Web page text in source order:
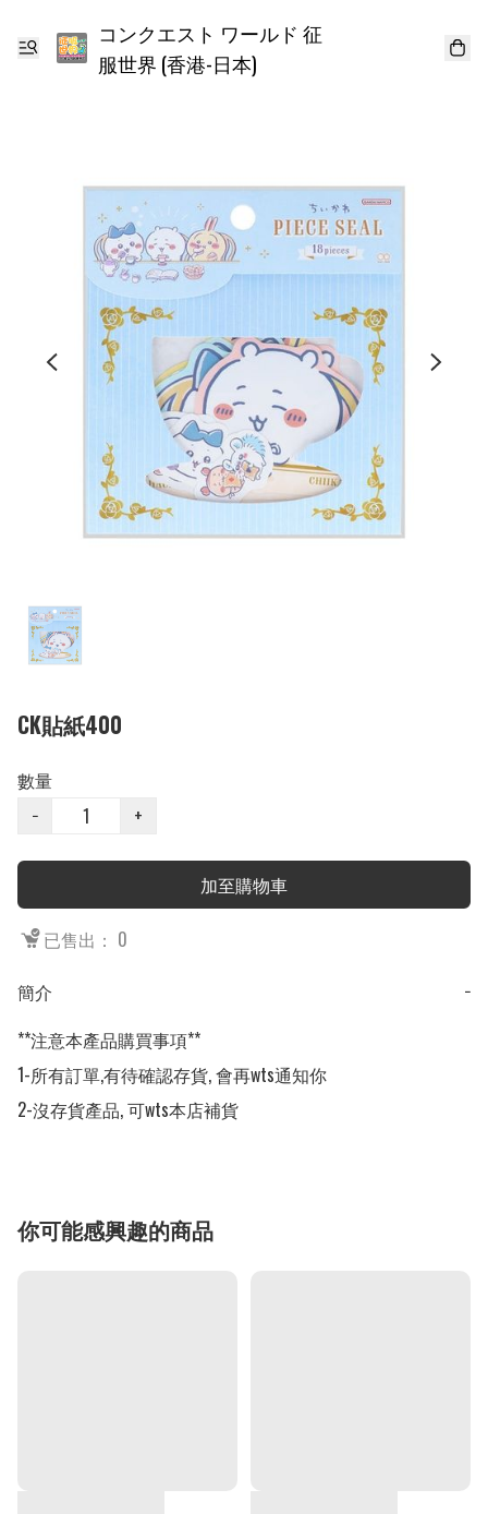
コンクエスト ワールド 征
服世界 (香港-日本)
CK貼紙400
數量
−
+
加至購物車
已售出： 0
簡介
−
**注意本產品購買事項**
1-所有訂單,有待確認存貨, 會再wts通知你
2-沒存貨產品, 可wts本店補貨
你可能感興趣的商品